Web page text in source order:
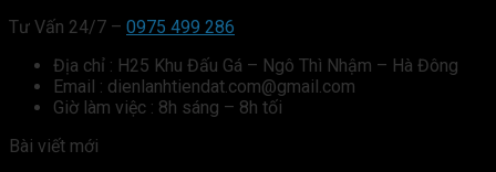
Tư Vấn 24/7 – 0975 499 286
Địa chỉ : H25 Khu Đấu Gá – Ngô Thì Nhậm – Hà Đông
Email : dienlanhtiendat.com@gmail.com
Giờ làm việc : 8h sáng – 8h tối
Bài viết mới